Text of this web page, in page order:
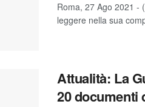
Roma, 27 Ago 2021 -
leggere nella sua
Attualità: La
20 documenti